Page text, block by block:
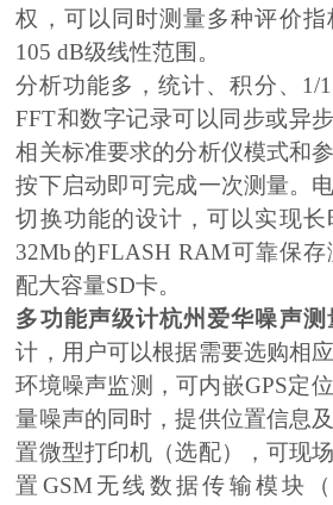
权，可以同时测量多种评价
105 dB级线性范围。
分析功能多，统计、积分、1/1
FFT和数字记录可以同步或异
相关标准要求的分析仪模式和
按下启动即可完成一次测量。
切换功能的设计，可以实现长
32Mb的FLASH RAM可靠保
配大容量SD卡。
多功能声级计杭州爱华噪声测
计，用户可以根据需要选购相
环境噪声监测，可内嵌GPS定
量噪声的同时，提供位置信息
置微型打印机（选配），可现
置GSM无线数据传输模块